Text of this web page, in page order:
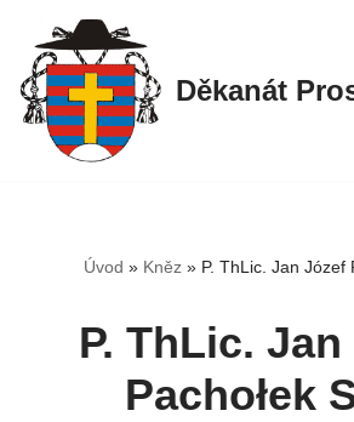
Přeskočit
na
obsah
Děkanát
Úvod » Kněz » P. ThLic. Jan Józef
P. ThLic.
Pachołek